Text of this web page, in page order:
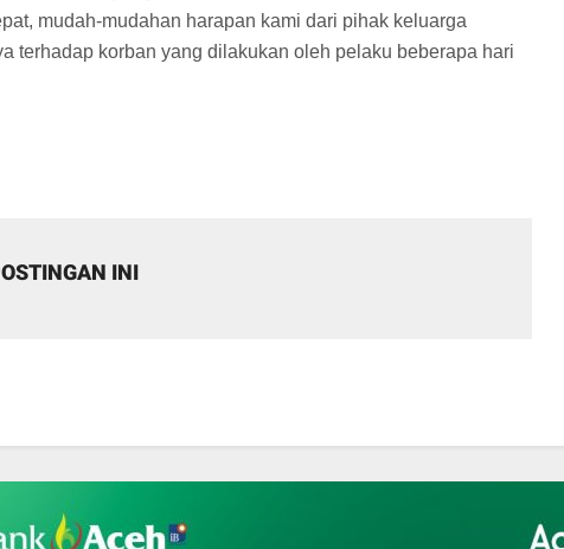
mudah-mudahan harapan kami dari pihak keluarga
terhadap korban yang dilakukan oleh pelaku beberapa hari
INI